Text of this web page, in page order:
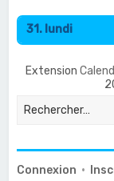
31. lundi
Extension
Connexion •